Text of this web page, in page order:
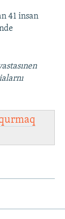
41 insan